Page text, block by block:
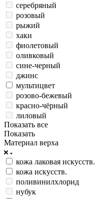
серебряный
розовый
рыжий
хаки
фиолетовый
оливковый
сине-черный
джинс
мультицвет
розово-бежевый
красно-чёрный
лиловый
Показать все
Показать
Материал верха
кожа лаковая искусств.
кожа искусств.
поливинилхлорид
нубук